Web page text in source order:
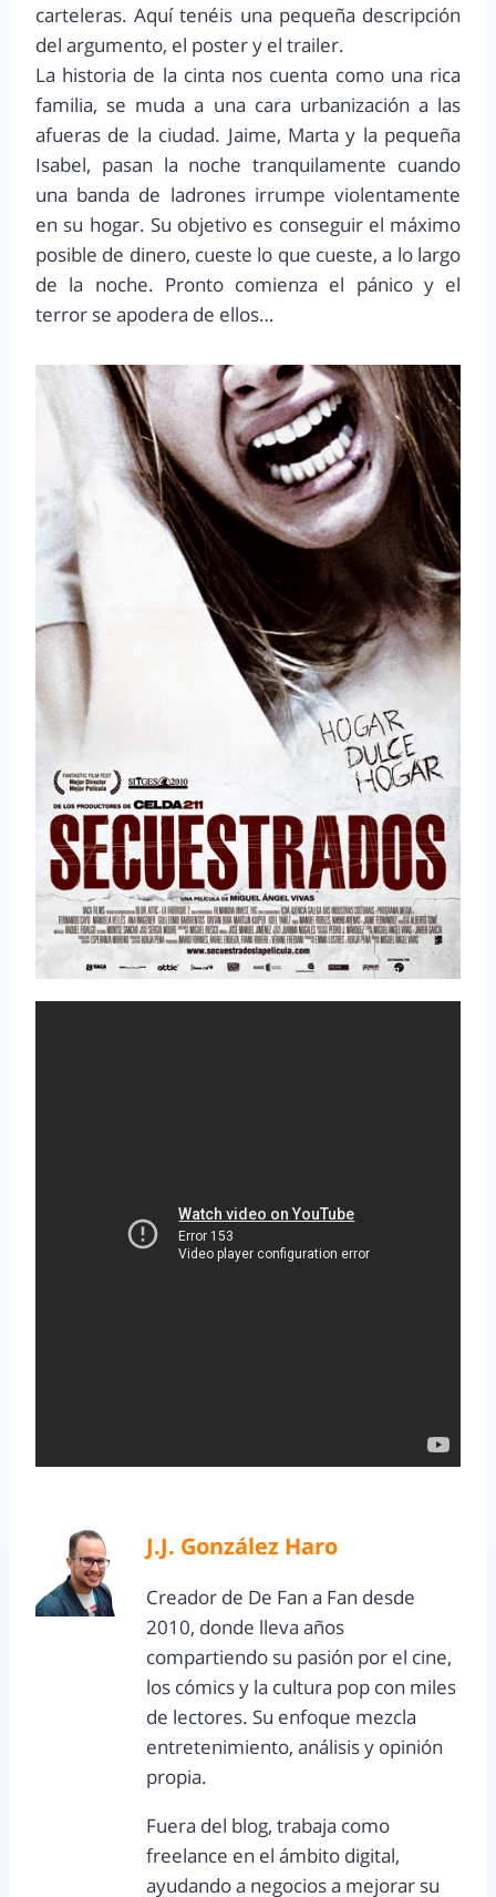
carteleras. Aquí tenéis una pequeña descripción
del argumento, el poster y el trailer.
La historia de la cinta nos cuenta como una rica
familia, se muda a una cara urbanización a las
afueras de la ciudad. Jaime, Marta y la pequeña
Isabel, pasan la noche tranquilamente cuando
una banda de ladrones irrumpe violentamente
en su hogar. Su objetivo es conseguir el máximo
posible de dinero, cueste lo que cueste, a lo largo
de la noche. Pronto comienza el pánico y el
terror se apodera de ellos…
J.J. González Haro
Creador de De Fan a Fan desde
2010, donde lleva años
compartiendo su pasión por el cine,
los cómics y la cultura pop con miles
de lectores. Su enfoque mezcla
entretenimiento, análisis y opinión
propia.
Fuera del blog, trabaja como
freelance en el ámbito digital,
ayudando a negocios a mejorar su